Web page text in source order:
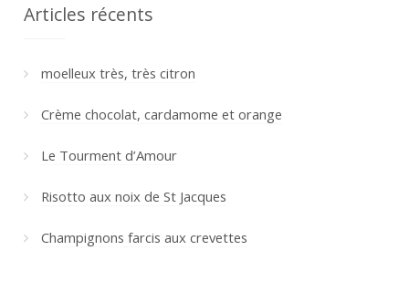
Articles récents
moelleux très, très citron
Crème chocolat, cardamome et orange
Le Tourment d’Amour
Risotto aux noix de St Jacques
Champignons farcis aux crevettes